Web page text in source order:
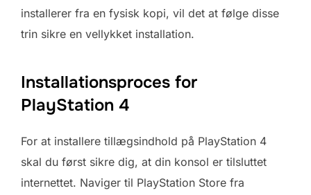
installerer fra en fysisk kopi, vil det at følge disse
trin sikre en vellykket installation.
Installationsproces for
PlayStation 4
For at installere tillægsindhold på PlayStation 4
skal du først sikre dig, at din konsol er tilsluttet
internettet. Naviger til PlayStation Store fra